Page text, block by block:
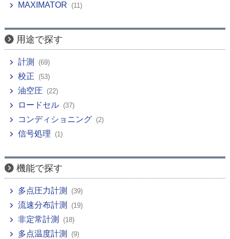
MAXIMATOR (11)
用途で探す
計測 (69)
校正 (53)
油空圧 (22)
ロードセル (37)
コンディショニング (2)
信号処理 (1)
機能で探す
多点圧力計測 (39)
流速分布計測 (19)
非定常計測 (18)
多点温度計測 (9)